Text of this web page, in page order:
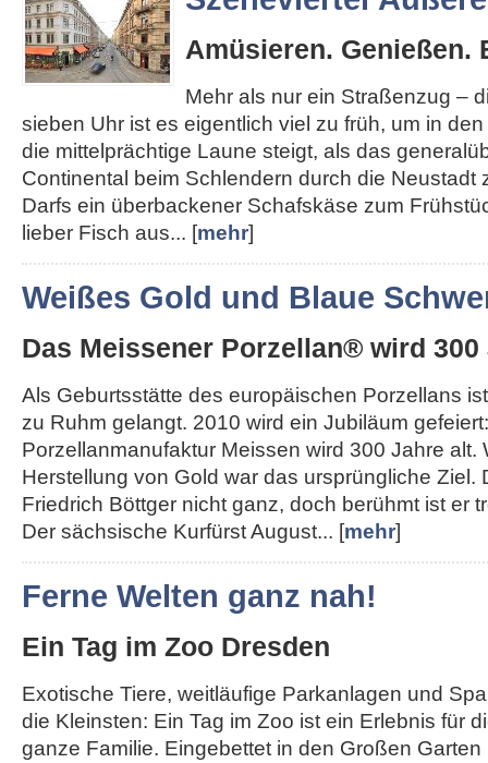
Amüsieren. Genießen.
Mehr als nur ein Straßenzug –
sieben Uhr ist es eigentlich viel zu früh, um in
die mittelprächtige Laune steigt, als das
Continental beim Schlendern durch die Neustadt
Darfs ein überbackener Schafskäse zum
lieber Fisch aus... [mehr]
Weißes Gold und Blaue
Das Meissener Porzellan® wird 300
Als Geburtsstätte des europäischen Porzellans
zu Ruhm gelangt. 2010 wird ein Jubiläum
Porzellanmanufaktur Meissen wird 300 Jahre
Herstellung von Gold war das ursprüngliche Ziel.
Friedrich Böttger nicht ganz, doch berühmt ist er
Der sächsische Kurfürst August... [mehr]
Ferne Welten ganz nah!
Ein Tag im Zoo Dresden
Exotische Tiere, weitläufige Parkanlagen und
die Kleinsten: Ein Tag im Zoo ist ein Erlebnis für
ganze Familie. Eingebettet in den Großen Garten